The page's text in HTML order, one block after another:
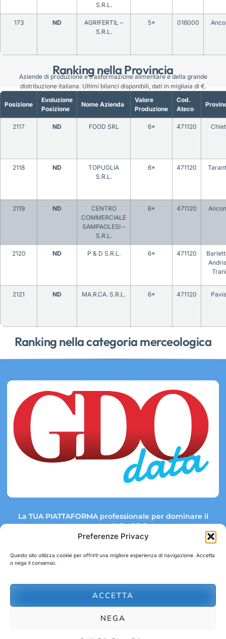
Preferenze Privacy
Questo sito utilizza cookie per offrirti una migliore esperienza di navigazione. Accetta
o nega il consenso.
ACCETTA
NEGA
Ranking nella Provincia
S.R.L.
173 ND
AGRIFERTIL –
S.R.L.
5* 016000
Ranking nella categoria merceologica
Posizione
Evoluzione
Posizione
Nome Azienda
Valore
Produzione
Cod.
Ateco
2117 ND FOOD SRL 6* 471120
2118 ND
TOPUGLIA
S.R.L.
6* 471120
2119 ND
CENTRO
COMMERCIALE
SAMPAOLESI –
S.R.L.
6* 471120
2120 ND P & D S.R.L. 6* 471120
Trani
2121 ND MA.R.CA. S.R.L. 6* 471120
Aziende di produzione e trasformazione alimentare e della grande
distribuzione italiana. Ultimi bilanci disponibili, dati in migliaia di €.
La TUA PIATTAFORMA professionale per dominare il
mercato della GDO.
Link rapidi:
abbonamenti@gdodata.it